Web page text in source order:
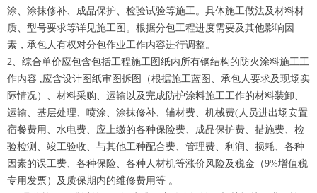
涂、涂抹修补、成品保护、检验试验等施工。具体施工做法及材料材
质、型号要求等详见施工图。根据分包工程进度需要及其他影响因
素，承包人有权对分包作业工作内容进行调整。
2、综合单价应包含包括工程施工图纸内所有钢结构的防火涂料施工工
作内容 ,应含设计图纸审图拆图（根据施工蓝图、承包人要求及现场实
际情况）、材料采购、运输以及完成防护涂料施工工作的材料装卸、
运输、基层处理、喷涂、涂抹修补、辅材费、机械费(人员进出场安置
宿餐费用、水电费、应上缴的各种保险费、成品保护费、措施费、检
验检测、竣工验收、与其他工种配合费、管理费、利润、损耗、各种
因素的误工费、各种保险、各种人材机等涨价风险及税金（9%增值税
专用发票）及质保期内的维修费用等 。